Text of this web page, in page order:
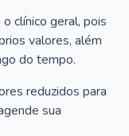
clínico geral, pois
valores, além
do tempo.
reduzidos para
sua